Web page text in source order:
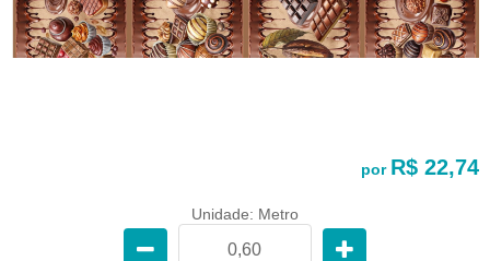
por R$ 22,74
Unidade: Metro